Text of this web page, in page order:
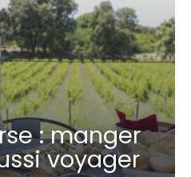
: manger
voyager